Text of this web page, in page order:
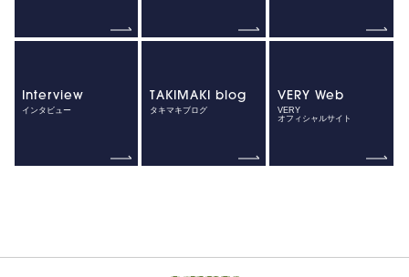
Interview
インタビュー
TAKIMAKI blog
タキマキブログ
VERY Web
VERY
オフィシャルサイト